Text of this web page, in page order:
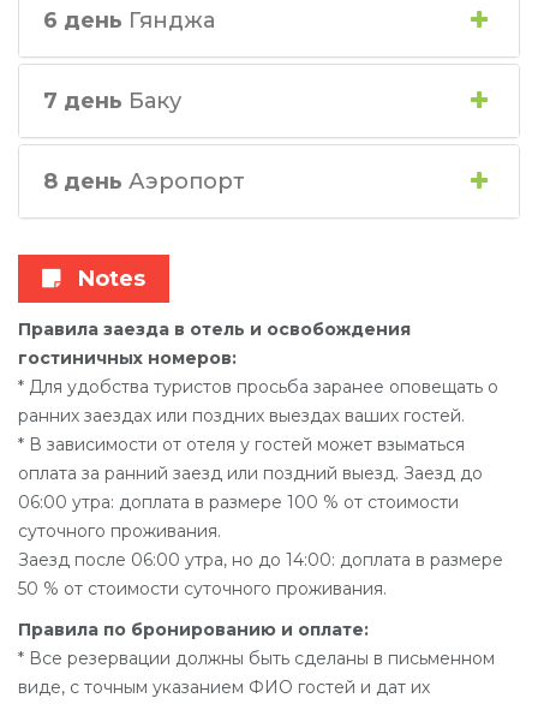
6 день Гянджа
7 день Баку
8 день Аэропорт
Notes
Правила заезда в отель и освобождения
гостиничных номеров:
* Для удобства туристов просьба заранее оповещать о
ранних заездах или поздних выездах ваших гостей.
* В зависимости от отеля у гостей может взыматься
оплата за ранний заезд или поздний выезд. Заезд до
06:00 утра: доплата в размере 100 % от стоимости
суточного проживания.
Заезд после 06:00 утра, но до 14:00: доплата в размере
50 % от стоимости суточного проживания.
Правила по бронированию и оплате:
* Все резервации должны быть сделаны в письменном
виде, с точным указанием ФИО гостей и дат их